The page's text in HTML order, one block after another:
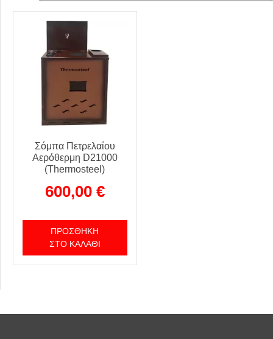
Σόμπα Πετρελαίου
Αερόθερμη D21000
(Thermosteel)
600,00 €
ΠΡΟΣΘΉΚΗ
ΣΤΟ ΚΑΛΆΘΙ